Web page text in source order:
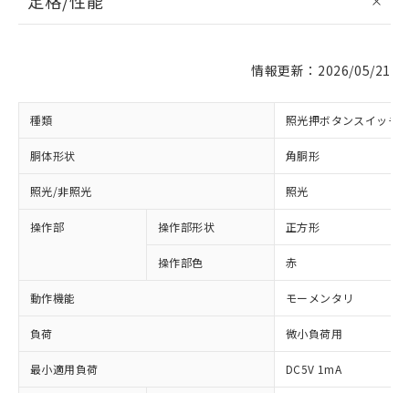
情報更新：2026/05/21
種類 照光押ボタンスイッチ
胴体形状 角胴形
照光/非照光 照光
操作部 操作部形状 正方形
操作部色 赤
動作機能 モーメンタリ
負荷 微小負荷用
最小適用負荷 DC5V 1mA